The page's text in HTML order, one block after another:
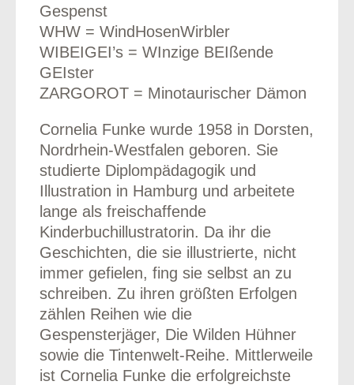
Gespenst
WHW = WindHosenWirbler
WIBEIGEI’s = WInzige BEIßende
GEIster
ZARGOROT = Minotaurischer Dämon
Cornelia Funke wurde 1958 in Dorsten,
Nordrhein-Westfalen geboren. Sie
studierte Diplompädagogik und
Illustration in Hamburg und arbeitete
lange als freischaffende
Kinderbuchillustratorin. Da ihr die
Geschichten, die sie illustrierte, nicht
immer gefielen, fing sie selbst an zu
schreiben. Zu ihren größten Erfolgen
zählen Reihen wie die
Gespensterjäger, Die Wilden Hühner
sowie die Tintenwelt-Reihe. Mittlerweile
ist Cornelia Funke die erfolgreichste